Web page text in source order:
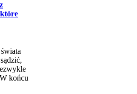
końcu